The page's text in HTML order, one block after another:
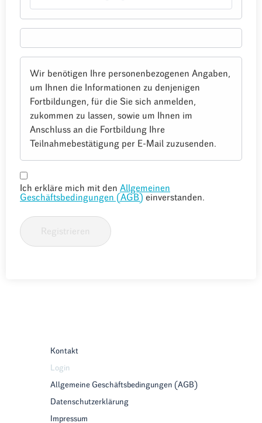
Wir benötigen Ihre personenbezogenen Angaben,
um Ihnen die Informationen zu denjenigen
Fortbildungen, für die Sie sich anmelden,
zukommen zu lassen, sowie um Ihnen im
Anschluss an die Fortbildung Ihre
Teilnahmebestätigung per E-Mail zuzusenden.
Ich erkläre mich mit den Allgemeinen
Geschäftsbedingungen (AGB) einverstanden.
Registrieren
Kontakt
Login
Allgemeine Geschäftsbedingungen (AGB)
Datenschutzerklärung
Impressum